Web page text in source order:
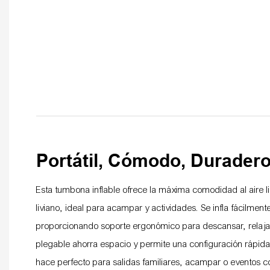
Portátil, Cómodo,
Esta tumbona inflable ofrece la máxima comodidad al aire
liviano, ideal para acampar y actividades. Se infla
proporcionando soporte ergonómico para descansar,
plegable ahorra espacio y permite una configuración
hace perfecto para salidas familiares, acampar o eventos